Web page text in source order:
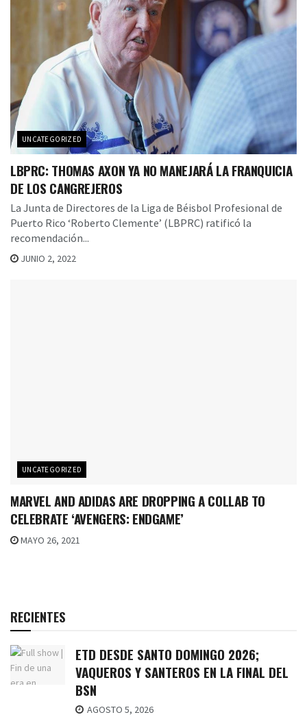
UNCATEGORIZED
LBPRC: THOMAS AXON YA NO MANEJARÁ LA FRANQUICIA
DE LOS CANGREJEROS
La Junta de Directores de la Liga de Béisbol Profesional de
Puerto Rico ‘Roberto Clemente’ (LBPRC) ratificó la
recomendación...
JUNIO 2, 2022
UNCATEGORIZED
MARVEL AND ADIDAS ARE DROPPING A COLLAB TO
CELEBRATE ‘AVENGERS: ENDGAME’
MAYO 26, 2021
RECIENTES
ETD DESDE SANTO DOMINGO 2026;
VAQUEROS Y SANTEROS EN LA FINAL DEL
BSN
AGOSTO 5, 2026